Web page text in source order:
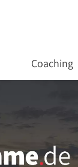
Coaching